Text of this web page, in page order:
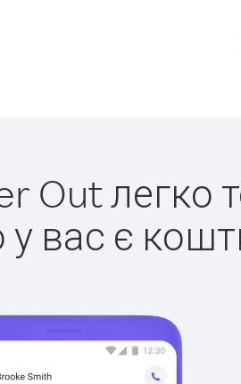
Out легко
вас є